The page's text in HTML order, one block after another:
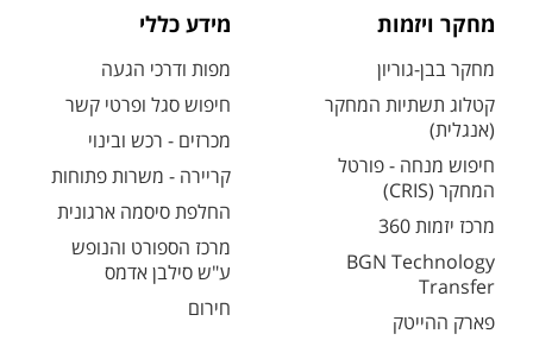
מחקר ויזמות
מחקר בבן-גוריון
קטלוג תשתיות המחקר
(אנגלית)
חיפוש מנחה - פורטל
המחקר (CRIS)
מרכז יזמות 360
BGN Technology
Transfer
פארק ההייטק
מידע כללי
מפות ודרכי הגעה
חיפוש סגל ופרטי קשר
מכרזים - רכש ובינוי
קריירה - משרות פתוחות
החלפת סיסמה ארגונית
מרכז הספורט והנופש
ע"ש סילבן אדמס
חירום